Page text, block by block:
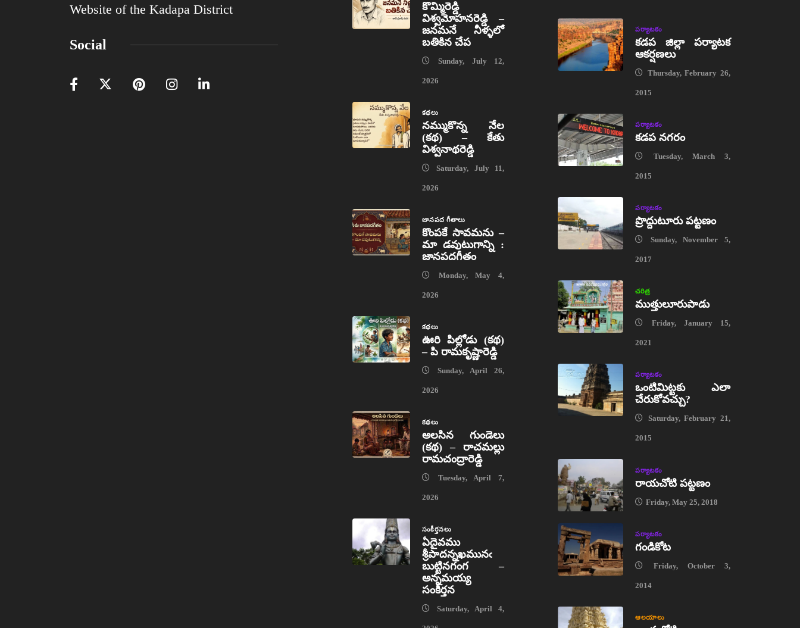
Website of the Kadapa District
Social
కొమ్మిరెడ్డి
విశ్వమోహనరెడ్డి –
జనమనే నీళ్ళలో
బతికిన చేప
Sunday, July 12,
2026
కథలు
నమ్ముకొన్న నేల
(కథ) – కేతు
విశ్వనాథరెడ్డి
Saturday, July 11,
2026
జానపద గీతాలు
కొంపకే సావమను –
మా డవుటుగాన్ని :
జానపదగీతం
Monday, May 4,
2026
కథలు
ఊరి పిల్లోడు (కథ)
– పి రామకృష్ణారెడ్డి
Sunday, April 26,
2026
కథలు
అలసిన గుండెలు
(కథ) – రాచమల్లు
రామచంద్రారెడ్డి
Tuesday, April 7,
2026
సంకీర్తనలు
ఏదైవము
శ్రీపాదన్నఖమునఁ
బుట్టినగంగ –
అన్నమయ్య
సంకీర్తన
Saturday, April 4,
పర్యాటకం
కడప జిల్లా పర్యాటక
ఆకర్షణలు
Thursday, February 26,
2015
పర్యాటకం
కడప నగరం
Tuesday, March 3,
2015
పర్యాటకం
ప్రొద్దుటూరు పట్టణం
Sunday, November 5,
2017
చరిత్ర
ముత్తులూరుపాడు
Friday, January 15,
2021
పర్యాటకం
ఒంటిమిట్టకు ఎలా
చేరుకోవచ్చు?
Saturday, February 21,
2015
పర్యాటకం
రాయచోటి పట్టణం
Friday, May 25, 2018
పర్యాటకం
గండికోట
Friday, October 3,
2014
ఆలయాలు